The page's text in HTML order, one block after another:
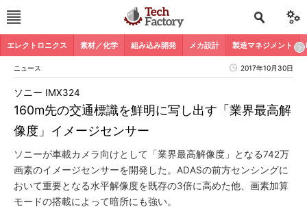
エレクトロニクス 素材／化学 組み込み開発 メカ設計 製造マネジメント
ニュース 2017年10月30日
160m先の交通標識を鮮明に写し出す「業界最高解
像度」イメージセンサー
ソニー IMX324
ソニーが車載カメラ向けとして「業界最高解像度」となる742万
画素のイメージセンサーを開発した。ADASの前方センシングに
おいて重要となる水平解像度を既存の3倍に高めた他、画素加算
モードの搭載によって暗所にも強い。